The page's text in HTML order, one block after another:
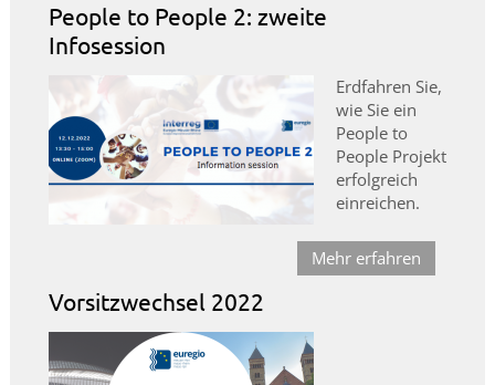
People to People 2: zweite
Infosession
Erdfahren Sie,
wie Sie ein
People to
People Projekt
erfolgreich
einreichen.
Mehr erfahren
Vorsitzwechsel 2022